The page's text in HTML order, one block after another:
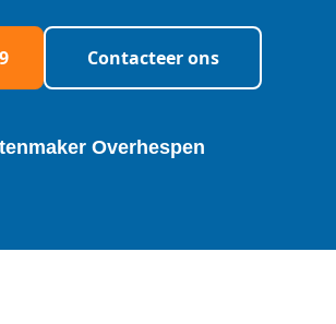
Contacteer ons
Overhespen